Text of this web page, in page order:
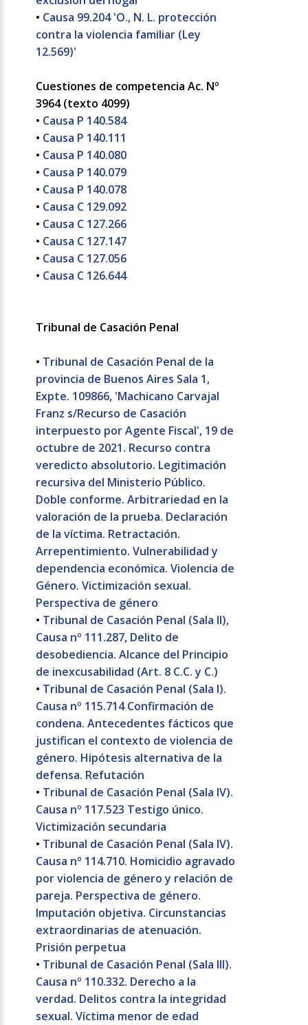
• Causa 99.204 'O., N. L. protección
contra la violencia familiar (Ley
12.569)'
Cuestiones de competencia Ac. Nº
3964 (texto 4099)
• Causa P 140.584
• Causa P 140.111
• Causa P 140.080
• Causa P 140.079
• Causa P 140.078
• Causa C 129.092
• Causa C 127.266
• Causa C 127.147
• Causa C 127.056
• Causa C 126.644
Tribunal de Casación Penal
• Tribunal de Casación Penal de la
provincia de Buenos Aires Sala 1,
Expte. 109866, 'Machicano Carvajal
Franz s/Recurso de Casación
interpuesto por Agente Fiscal', 19 de
octubre de 2021. Recurso contra
veredicto absolutorio. Legitimación
recursiva del Ministerio Público.
Doble conforme. Arbitrariedad en la
valoración de la prueba. Declaración
de la víctima. Retractación.
Arrepentimiento. Vulnerabilidad y
dependencia económica. Violencia de
Género. Victimización sexual.
Perspectiva de género
• Tribunal de Casación Penal (Sala II),
Causa nº 111.287, Delito de
desobediencia. Alcance del Principio
de inexcusabilidad (Art. 8 C.C. y C.)
• Tribunal de Casación Penal (Sala I).
Causa nº 115.714 Confirmación de
condena. Antecedentes fácticos que
justifican el contexto de violencia de
género. Hipótesis alternativa de la
defensa. Refutación
• Tribunal de Casación Penal (Sala IV).
Causa nº 117.523 Testigo único.
Victimización secundaria
• Tribunal de Casación Penal (Sala IV).
Causa nº 114.710. Homicidio agravado
por violencia de género y relación de
pareja. Perspectiva de género.
Imputación objetiva. Circunstancias
extraordinarias de atenuación.
Prisión perpetua
• Tribunal de Casación Penal (Sala III).
Causa nº 110.332. Derecho a la
verdad. Delitos contra la integridad
sexual. Víctima menor de edad